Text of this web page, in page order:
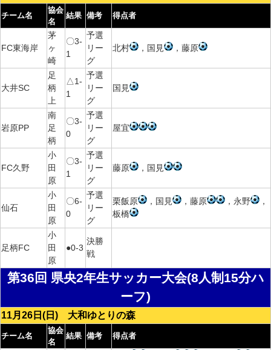
チーム名
協会
名
結果 備考 得点者
FC東海岸
茅
ヶ
崎
〇3-
1
予選
リー
グ
北村 ，国見 ，藤原
大井SC
足
柄
上
△1-
1
予選
リー
グ
国見
岩原PP
南
足
柄
〇3-
0
予選
リー
グ
屋宜
FC久野
小
田
原
〇3-
1
予選
リー
グ
藤原 ，国見
仙石
小
田
原
〇6-
0
予選
リー
グ
栗飯原 ，国見 ，藤原 ，永野
，
板橋
足柄FC
小
田
原
●0-3
決勝
戦
第36回 県央2年生サッカー大会(8人制15分ハ
ーフ)
11月26日(日) 大和ゆとりの森
チーム名
協会
名
結果 備考 得点者